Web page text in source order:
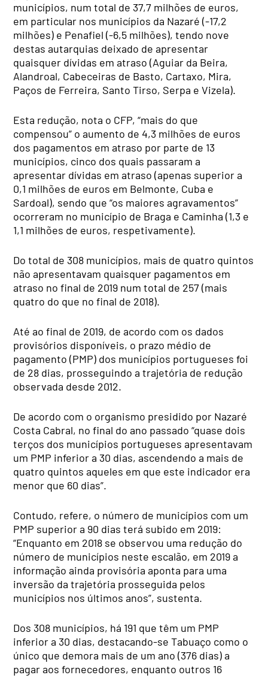
municípios, num total de 37,7 milhões de euros,
em particular nos municípios da Nazaré (-17,2
milhões) e Penafiel (-6,5 milhões), tendo nove
destas autarquias deixado de apresentar
quaisquer dívidas em atraso (Aguiar da Beira,
Alandroal, Cabeceiras de Basto, Cartaxo, Mira,
Paços de Ferreira, Santo Tirso, Serpa e Vizela).
Esta redução, nota o CFP, “mais do que
compensou” o aumento de 4,3 milhões de euros
dos pagamentos em atraso por parte de 13
municípios, cinco dos quais passaram a
apresentar dívidas em atraso (apenas superior a
0,1 milhões de euros em Belmonte, Cuba e
Sardoal), sendo que “os maiores agravamentos”
ocorreram no município de Braga e Caminha (1,3 e
1,1 milhões de euros, respetivamente).
Do total de 308 municípios, mais de quatro quintos
não apresentavam quaisquer pagamentos em
atraso no final de 2019 num total de 257 (mais
quatro do que no final de 2018).
Até ao final de 2019, de acordo com os dados
provisórios disponíveis, o prazo médio de
pagamento (PMP) dos municípios portugueses foi
de 28 dias, prosseguindo a trajetória de redução
observada desde 2012.
De acordo com o organismo presidido por Nazaré
Costa Cabral, no final do ano passado “quase dois
terços dos municípios portugueses apresentavam
um PMP inferior a 30 dias, ascendendo a mais de
quatro quintos aqueles em que este indicador era
menor que 60 dias”.
Contudo, refere, o número de municípios com um
PMP superior a 90 dias terá subido em 2019:
“Enquanto em 2018 se observou uma redução do
número de municípios neste escalão, em 2019 a
informação ainda provisória aponta para uma
inversão da trajetória prosseguida pelos
municípios nos últimos anos”, sustenta.
Dos 308 municípios, há 191 que têm um PMP
inferior a 30 dias, destacando-se Tabuaço como o
único que demora mais de um ano (376 dias) a
pagar aos fornecedores, enquanto outros 16